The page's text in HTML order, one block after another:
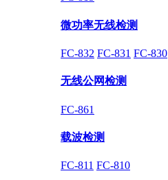
微功率无线检测
FC-832 FC-831 FC-830
无线公网检测
FC-861
载波检测
FC-811 FC-810